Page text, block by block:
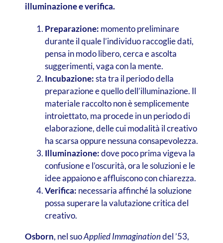
illuminazione e verifica.
Preparazione: momento preliminare
durante il quale l’individuo raccoglie dati,
pensa in modo libero, cerca e ascolta
suggerimenti, vaga con la mente.
Incubazione:sta tra il periodo della
preparazione e quello dell’illuminazione. Il
materiale raccolto non è semplicemente
introiettato, ma procede in un periodo di
elaborazione, delle cui modalità il creativo
ha scarsa oppure nessuna consapevolezza.
Illuminazione:dove poco prima vigeva la
confusione e l’oscurità, ora le soluzioni e le
idee appaiono e affluiscono con chiarezza.
Verifica: necessaria affinché la soluzione
possa superare la valutazione critica del
creativo.
Osborn, nel suoApplied Immaginationdel ’53,